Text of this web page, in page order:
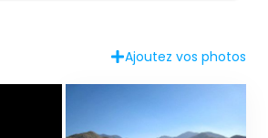
Ajoutez vos photos